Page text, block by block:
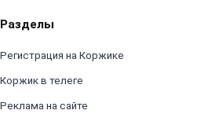
Разделы
Регистрация на Коржике
Коржик в телеге
Реклама на сайте